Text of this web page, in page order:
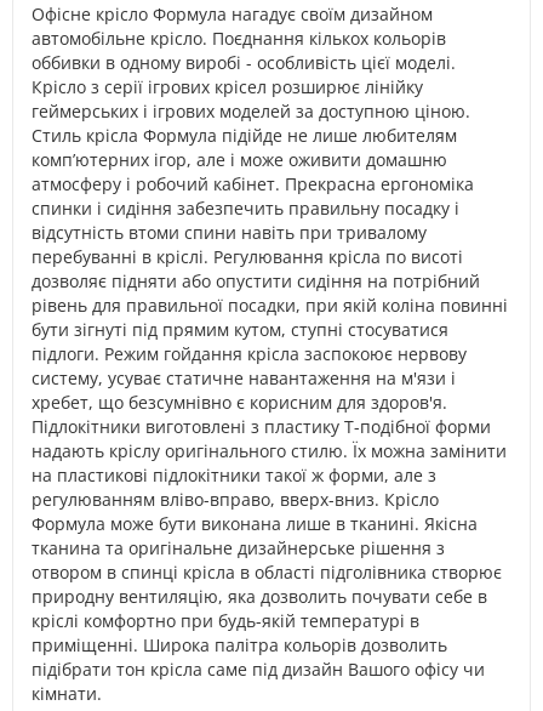
Офісне крісло Формула нагадує своїм дизайном
автомобільне крісло. Поєднання кількох кольорів
оббивки в одному виробі - особливість цієї моделі.
Крісло з серії ігрових крісел розширює лінійку
геймерських і ігрових моделей за доступною ціною.
Стиль крісла Формула підійде не лише любителям
комп’ютерних ігор, але і може оживити домашню
атмосферу і робочий кабінет. Прекрасна ергономіка
спинки і сидіння забезпечить правильну посадку і
відсутність втоми спини навіть при тривалому
перебуванні в кріслі. Регулювання крісла по висоті
дозволяє підняти або опустити сидіння на потрібний
рівень для правильної посадки, при якій коліна повинні
бути зігнуті під прямим кутом, ступні стосуватися
підлоги. Режим гойдання крісла заспокоює нервову
систему, усуває статичне навантаження на м'язи і
хребет, що безсумнівно є корисним для здоров'я.
Підлокітники виготовлені з пластику Т-подібної форми
надають кріслу оригінального стилю. Їх можна замінити
на пластикові підлокітники такої ж форми, але з
регулюванням вліво-вправо, вверх-вниз. Крісло
Формула може бути виконана лише в тканині. Якісна
тканина та оригінальне дизайнерське рішення з
отвором в спинці крісла в області підголівника створює
природну вентиляцію, яка дозволить почувати себе в
кріслі комфортно при будь-якій температурі в
приміщенні. Широка палітра кольорів дозволить
підібрати тон крісла саме під дизайн Вашого офісу чи
кімнати.